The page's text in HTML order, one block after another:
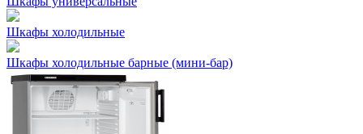
Шкафы холодильные
Шкафы холодильные барные (мини-бар)